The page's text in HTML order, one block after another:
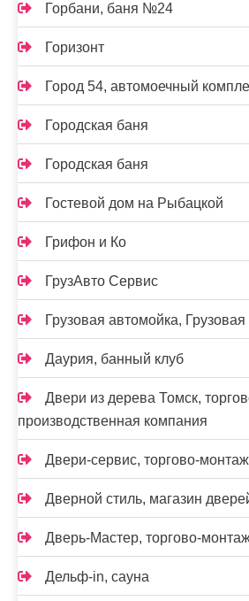
Горбани, баня №24
Горизонт
Город 54, автомоечный
Городская баня
Городская баня
Гостевой дом на Рыбацкой
Грифон и Ко
ГрузАвто Сервис
Грузовая автомойка,
Даурия, банный клуб
Двери из дерева Томск,
производственная компания
Двери-сервис, торгово-
Дверной стиль, магазин
Дверь-Мастер, торгово-
Дельф-in, сауна